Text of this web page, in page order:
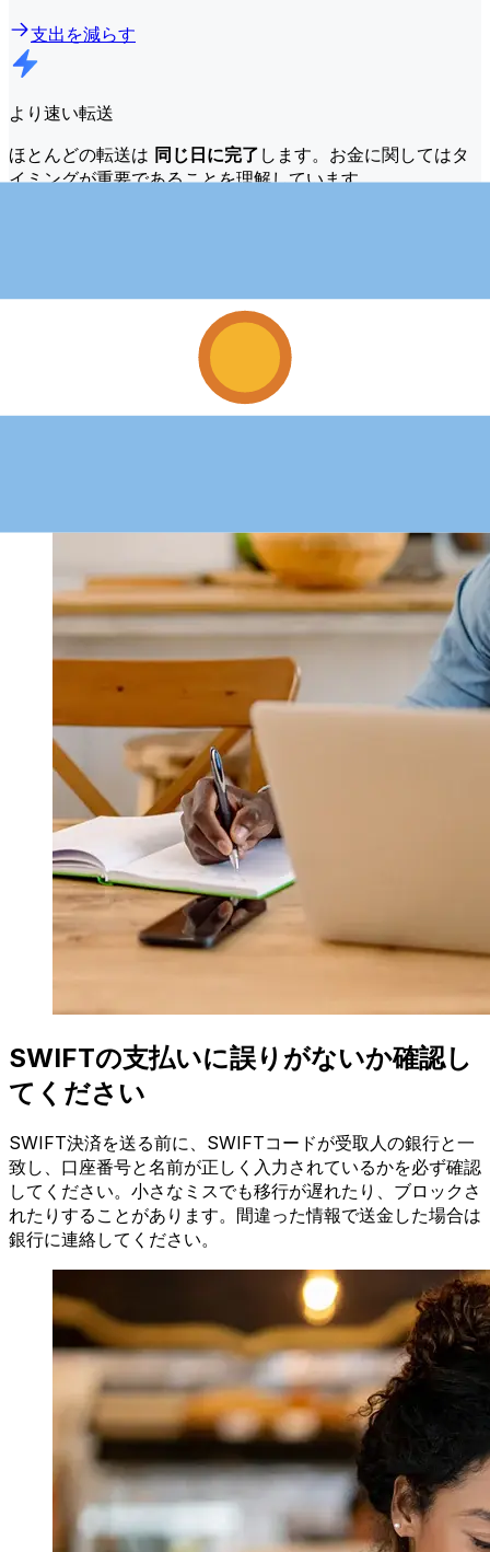
支出を減らす
より速い転送
ほとんどの転送は 同じ日に完了 します。お金に関してはタ
イミングが重要であることを理解しています。
SWIFTの支払いに誤りがないか確認し
てください
SWIFT決済を送る前に、SWIFTコードが受取人の銀行と一
致し、口座番号と名前が正しく入力されているかを必ず確認
してください。小さなミスでも移行が遅れたり、ブロックさ
れたりすることがあります。間違った情報で送金した場合は
銀行に連絡してください。